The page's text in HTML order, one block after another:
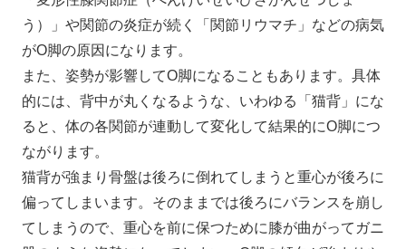
う）」や関節の炎症が続く「関節リウマチ」などの病気
がO脚の原因になります。
また、姿勢が影響してO脚になることもあります。具体
的には、背中が丸くなるような、いわゆる「猫背」にな
ると、体の各関節が連動して変化して結果的にO脚につ
ながります。
猫背が強まり骨盤は後ろに倒れてしまうと重心が後ろに
偏ってしまいます。そのままでは後ろにバランスを崩し
てしまうので、重心を前に保つために膝が曲がってガニ